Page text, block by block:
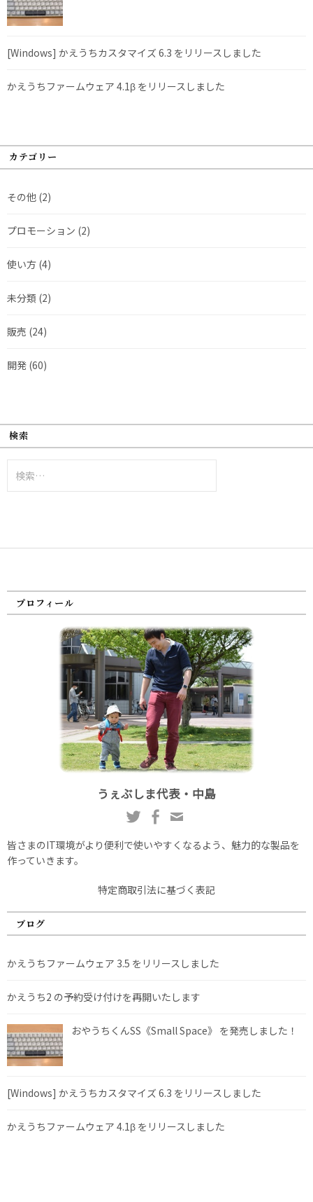
[Windows] かえうちカスタマイズ 6.3 をリリースしました
かえうちファームウェア 4.1β をリリースしました
カテゴリー
その他 (2)
プロモーション (2)
使い方 (4)
未分類 (2)
販売 (24)
開発 (60)
検索
索:
プロフィール
うぇぶしま代表・中島
皆さまのIT環境がより便利で使いやすくなるよう、魅力的な製品を
作っていきます。
特定商取引法に基づく表記
ブログ
かえうちファームウェア 3.5 をリリースしました
かえうち2 の予約受け付けを再開いたします
おやうちくんSS《Small Space》 を発売しました！
[Windows] かえうちカスタマイズ 6.3 をリリースしました
かえうちファームウェア 4.1β をリリースしました